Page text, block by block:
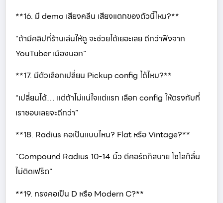
**16. มี demo เสียงคลีน เสียงแตกของตัวนี้ไหม?**
“ถ้ามีคลิปที่ร้านเล่นให้ดู จะช่วยได้เยอะเลย ดีกว่าฟังจาก
YouTuber เมืองนอก”
**17. มีตัวเลือกเปลี่ยน Pickup config ได้ไหม?**
“เปลี่ยนได้… แต่ถ้าไม่แน่ใจแต่แรก เลือก config ให้ตรงกับที่
เราชอบเลยจะดีกว่า”
**18. Radius คอเป็นแบบไหน? Flat หรือ Vintage?**
“Compound Radius 10-14 นิ้ว ตีคอร์ดก็สบาย โซโลก็ลื่น
ไม่ติดเฟร็ต”
**19. ทรงคอเป็น D หรือ Modern C?**